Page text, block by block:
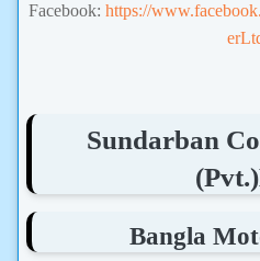
Facebook: https://
Sundarban
Bangla